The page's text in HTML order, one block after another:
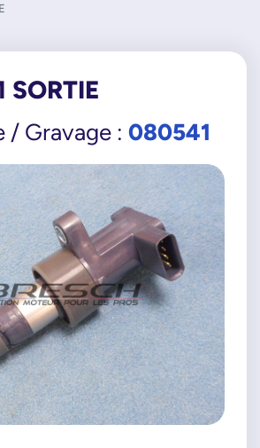
SORTIE
/ Gravage : 080541